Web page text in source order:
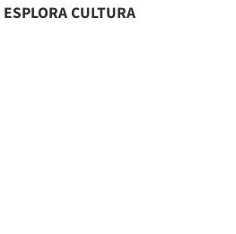
ESPLORA CULTURA